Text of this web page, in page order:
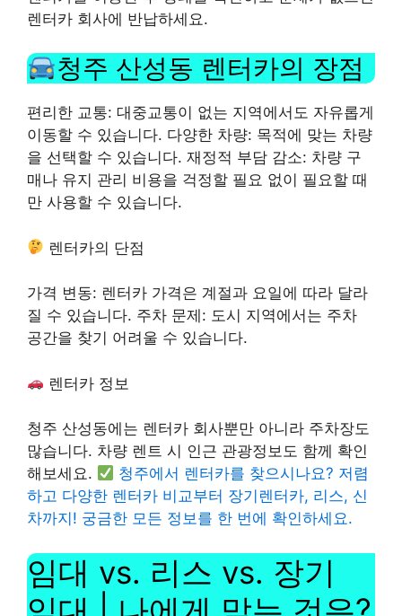
렌터카 회사에 반납하세요.
청주 산성동 렌터카의 장점
편리한 교통: 대중교통이 없는 지역에서도 자유롭게
이동할 수 있습니다. 다양한 차량: 목적에 맞는 차량
을 선택할 수 있습니다. 재정적 부담 감소: 차량 구
매나 유지 관리 비용을 걱정할 필요 없이 필요할 때
만 사용할 수 있습니다.
렌터카의 단점
가격 변동: 렌터카 가격은 계절과 요일에 따라 달라
질 수 있습니다. 주차 문제: 도시 지역에서는 주차
공간을 찾기 어려울 수 있습니다.
렌터카 정보
청주 산성동에는 렌터카 회사뿐만 아니라 주차장도
많습니다. 차량 렌트 시 인근 관광정보도 함께 확인
해보세요.
청주에서 렌터카를 찾으시나요? 저렴
하고 다양한 렌터카 비교부터 장기렌터카, 리스, 신
차까지! 궁금한 모든 정보를 한 번에 확인하세요.
임대 vs. 리스 vs. 장기